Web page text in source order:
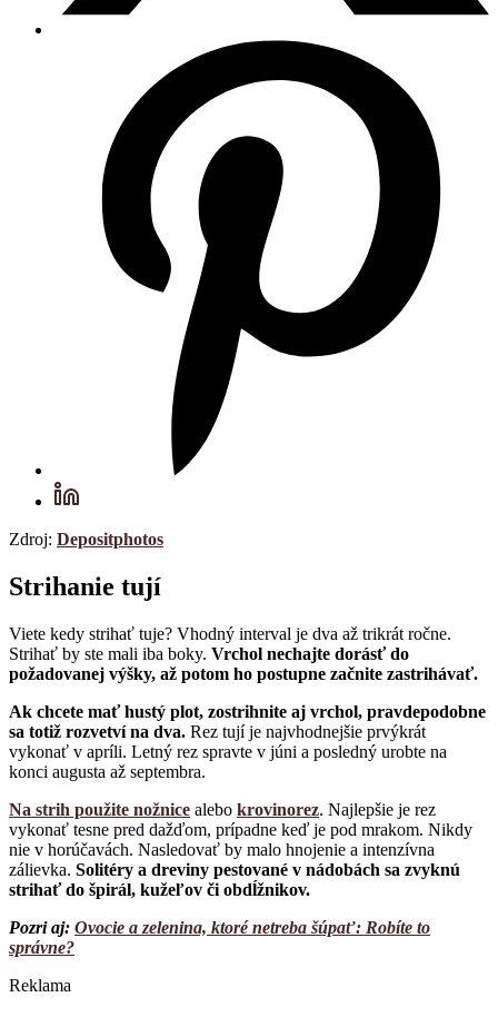
Zdroj: Depositphotos
Strihanie tují
Viete kedy strihať tuje? Vhodný interval je dva až trikrát ročne.
Strihať by ste mali iba boky. Vrchol nechajte dorásť do
požadovanej výšky, až potom ho postupne začnite zastrihávať.
Ak chcete mať hustý plot, zostrihnite aj vrchol, pravdepodobne
sa totiž rozvetví na dva. Rez tují je najvhodnejšie prvýkrát
vykonať v apríli. Letný rez spravte v júni a posledný urobte na
konci augusta až septembra.
Na strih použite nožnice alebo krovinorez. Najlepšie je rez
vykonať tesne pred dažďom, prípadne keď je pod mrakom. Nikdy
nie v horúčavách. Nasledovať by malo hnojenie a intenzívna
zálievka. Solitéry a dreviny pestované v nádobách sa zvyknú
strihať do špirál, kužeľov či obdĺžnikov.
Pozri aj: Ovocie a zelenina, ktoré netreba šúpať: Robíte to
správne?
Reklama